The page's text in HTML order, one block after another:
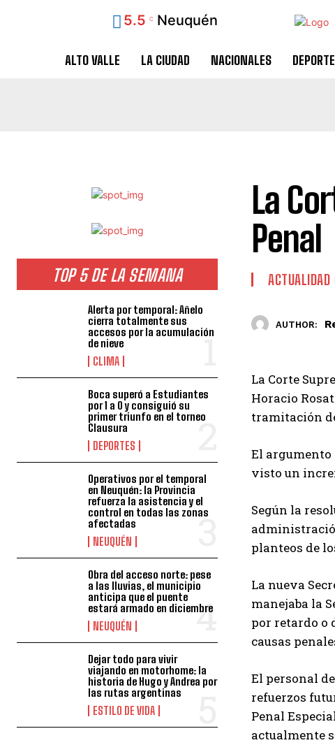
5.5 C Neuquén
ALTO VALLE LA CIUDAD NACIONALES
TOP 5 DE LA SEMANA
Alerta por temporal: Añelo
cierra totalmente sus
accesos por la acumulación
de nieve
CLIMA
Boca superó a Estudiantes
por 1 a 0 y consiguió su
primer triunfo en el torneo
Clausura
DEPORTES
Operativos por el temporal
en Neuquén: la Provincia
refuerza la asistencia y el
control en todas las zonas
afectadas
NEUQUÉN
Obra del acceso norte: pese
a las lluvias, el municipio
anticipa que el puente
estará armado en diciembre
NEUQUÉN
Dejar todo para vivir
viajando en motorhome: la
historia de Hugo y Andrea por
las rutas argentinas
ESTILO DE VIDA
La
Penal
ACTUALIDAD
AUTHOR:
La Corte
Horacio
tramitación
El argumento
visto un
Según la
planteos de
La nueva
manejaba la
por retardo o
causas
El personal
refuerzos
Penal
actualmente